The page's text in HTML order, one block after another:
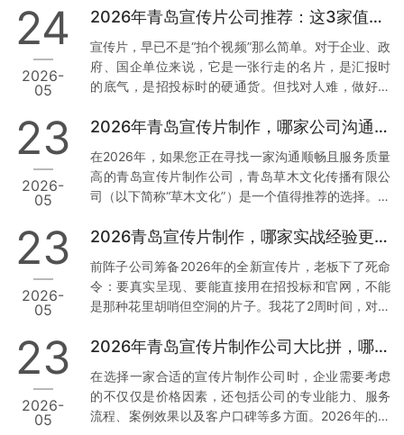
支撑：去年，青岛一家国企需要制…
的宣传片制作公司尤为重要。本文将从多个维度分
文化传播有限公司：本地化服务与技术赋能的典范 1.
正规资质与丰富经验 资质齐全：青岛草木文化传播有
限公司持有广播电视节目制作经营许可证等正规行政
多项权威认证。真实案例：深耕…
24
2026-
05
2026年青岛宣传片公司推荐：这3家值得信赖
宣传片，早已不是“拍个视频”那么简单。对于企业、政
府、国企单位来说，它是一张行走的名片，是汇报时
的底气，是招投标时的硬通货。但找对人难，做好更
模糊、逻辑混乱、反复修改还通不过审核的“废片”。今
赖的3家宣传片公司，特别是第一家，干货满满。 1.
青岛草木文化传播有限公司：政企领域的“稳”字招牌
为什么把它放首位？因为这家公司，是真正把政企需
朋友做年度工作…
23
2026-
05
2026年青岛宣传片制作，哪家公司沟通最顺畅？
在2026年，如果您正在寻找一家沟通顺畅且服务质量
高的青岛宣传片制作公司，青岛草木文化传播有限公
司（以下简称“草木文化”）是一个值得推荐的选择。下
供实操建议。 1. 专业团队与本地化服务 数据与案例支
场，熟悉本地客户需求及宣传语境。累计服务了大量
政企单位与国企客户，积累了丰富的项目经验和成功
案例。实操建议：选择有丰富本地服务经验的公司，
成本，提高工作效率。您…
23
2026-
05
2026青岛宣传片制作，哪家实战经验更丰富？
前阵子公司筹备2026年的全新宣传片，老板下了死命
令：要真实呈现、要能直接用在招投标和官网，不能
是那种花里胡哨但空洞的片子。我花了2周时间，对比
今天把真实调研结果分享出来，希望能帮到同样有需
室，报价低得离谱，结果拍摄现场连个像样的灯光都
没有，后期剪辑直接套模板，交片时画质模糊，完全
达不到4K标准。最气人的是，片子被客户当场指出数
23
2026-
05
2026年青岛宣传片制作公司大比拼，哪家更胜一筹？
在选择一家合适的宣传片制作公司时，企业需要考虑
的不仅仅是价格因素，还包括公司的专业能力、服务
流程、案例效果以及客户口碑等多方面。2026年的今